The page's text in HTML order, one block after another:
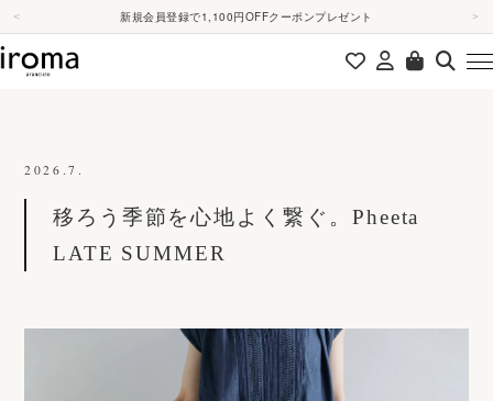
本文へスキップ
＜ iroma会員様は10%ポイント還元
新規会員登録で1,100円OFFクーポンプレゼント
＞
2026.7.
移ろう季節を心地よく繋ぐ。Pheeta
LATE SUMMER